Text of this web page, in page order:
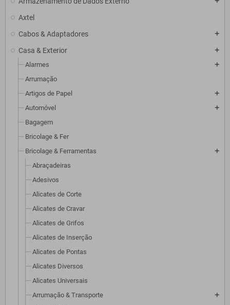
Axtel
Cabos & Adaptadores
add
Casa & Exterior add
Alarmes add
Arrumação
Artigos de Papel
add
Automóvel add
Bagagem
Bricolage & Fer
Bricolage & Ferramentas
add
Abraçadeiras
Adesivos
Alicates de Corte
Alicates de Cravar
Alicates de Grifos
Alicates de Inserção
Alicates de Pontas
Alicates Diversos
Alicates Universais
Arrumação & Transporte
add